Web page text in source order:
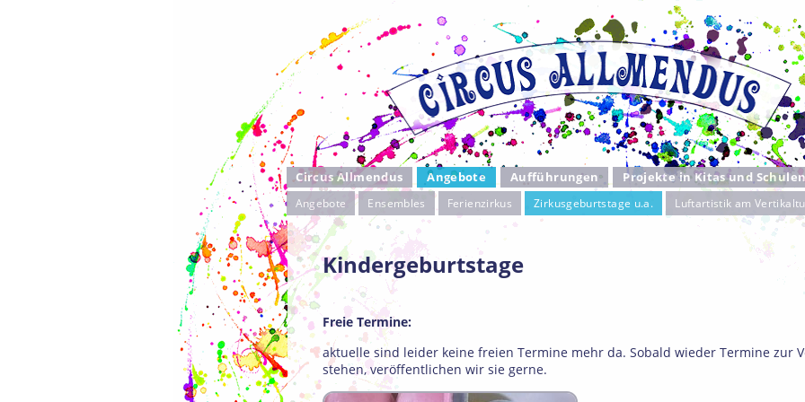
Circus Allmendus Angebote
Angebote Ensembles Ferienzirkus Zirkusgeburtstage u.a. Luftartistik am
Aufführungen Projekte in Kitas und
Kindergeburtstage
Freie Termine:
aktuelle sind leider keine freien Termine mehr da. Sobald wieder Termine zur
stehen, veröffentlichen wir sie gerne.